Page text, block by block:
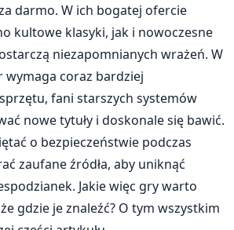
darmo. W ich bogatej ofercie
kultowe klasyki, jak i nowoczesne
niezapomnianych wrażeń. W
wymaga coraz bardziej
fani starszych systemów
nowe tytuły i doskonale się bawić.
o bezpieczeństwie podczas
zaufane źródła, aby uniknąć
Jakie więc gry warto
gdzie je znaleźć? O tym wszystkim